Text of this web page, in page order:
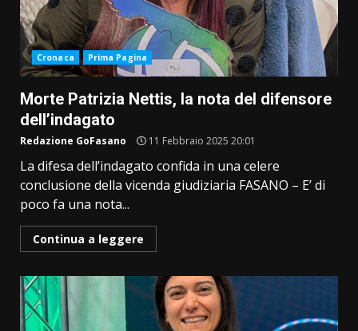
Cronaca Prima Pagina
Morte Patrizia Nettis, la nota del difensore
dell’indagato
Redazione GoFasano 11 Febbraio 2025 20:01
La difesa dell’indagato confida in una celere
conclusione della vicenda giudiziaria FASANO – E’ di
poco fa una nota...
Continua a leggere